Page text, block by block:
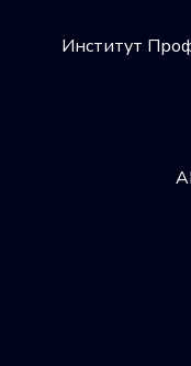
Институт